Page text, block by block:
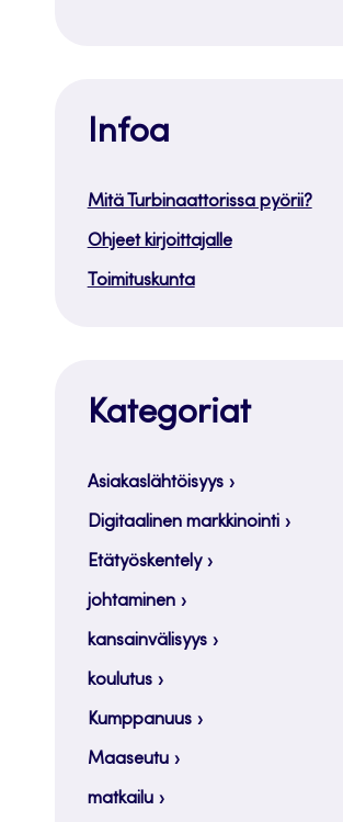
Infoa
Mitä Turbinaattorissa pyörii?
Ohjeet kirjoittajalle
Toimituskunta
Kategoriat
Asiakaslähtöisyys
Digitaalinen markkinointi
Etätyöskentely
johtaminen
kansainvälisyys
koulutus
Kumppanuus
Maaseutu
matkailu